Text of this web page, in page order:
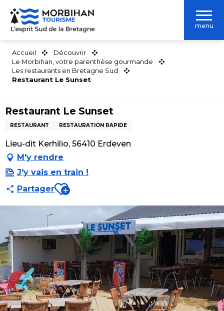
Aller
contenu
menu
Accueil
Découvrir
Le Morbihan, votre parenthèse gourmande
Les restaurants en Bretagne Sud
Restaurant Le Sunset
Restaurant Le Sunset
RESTAURANT RESTAURATION RAPIDE
Lieu-dit Kerhilio, 56410 Erdeven
M'y rendre
J'y vais en train !
PartagerAjouter aux favoris